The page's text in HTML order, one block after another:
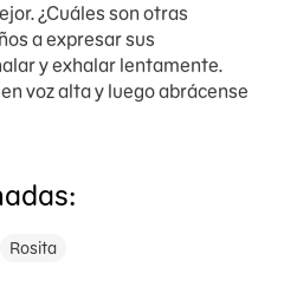
¿Cuáles son otras
a expresar sus
y exhalar lentamente.
voz alta y luego abrácense
Rosita